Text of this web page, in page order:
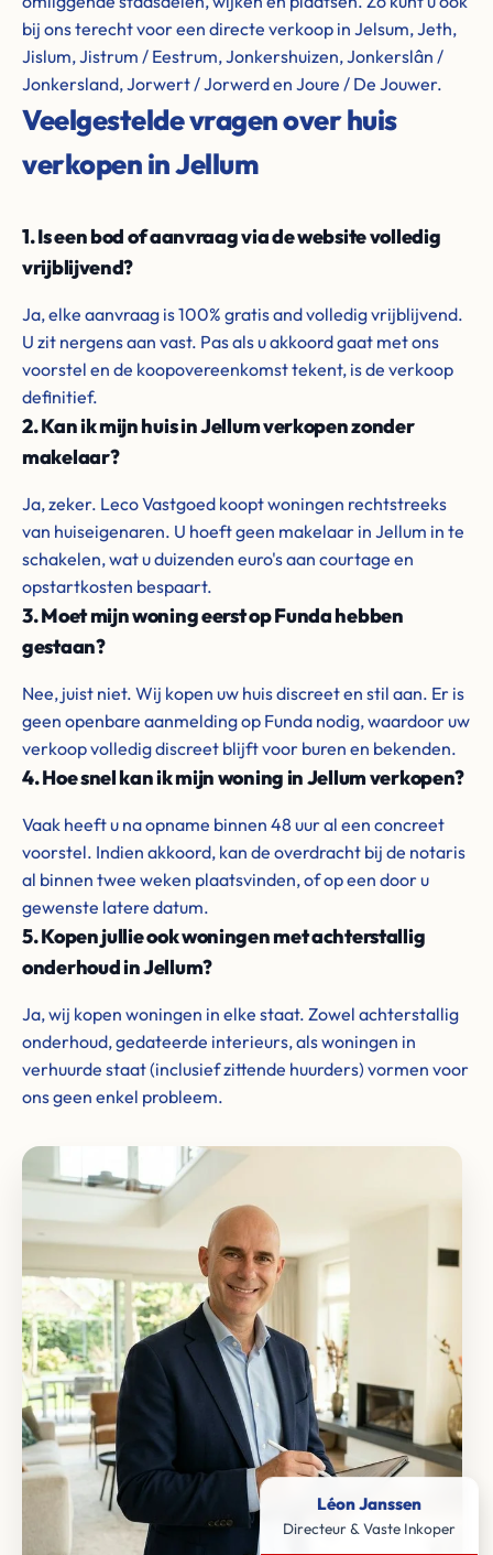
bij ons terecht voor een directe verkoop in Jelsum, Jeth,
Jislum, Jistrum / Eestrum, Jonkershuizen, Jonkerslân /
Jonkersland, Jorwert / Jorwerd en Joure / De Jouwer.
Veelgestelde vragen over huis
verkopen in Jellum
1. Is een bod of aanvraag via de website volledig
vrijblijvend?
Ja, elke aanvraag is 100% gratis and volledig vrijblijvend.
U zit nergens aan vast. Pas als u akkoord gaat met ons
voorstel en de koopovereenkomst tekent, is de verkoop
definitief.
2. Kan ik mijn huis in Jellum verkopen zonder
makelaar?
Ja, zeker. Leco Vastgoed koopt woningen rechtstreeks
van huiseigenaren. U hoeft geen makelaar in Jellum in te
schakelen, wat u duizenden euro's aan courtage en
opstartkosten bespaart.
3. Moet mijn woning eerst op Funda hebben
gestaan?
Nee, juist niet. Wij kopen uw huis discreet en stil aan. Er is
geen openbare aanmelding op Funda nodig, waardoor uw
verkoop volledig discreet blijft voor buren en bekenden.
4. Hoe snel kan ik mijn woning in Jellum verkopen?
Vaak heeft u na opname binnen 48 uur al een concreet
voorstel. Indien akkoord, kan de overdracht bij de notaris
al binnen twee weken plaatsvinden, of op een door u
gewenste latere datum.
5. Kopen jullie ook woningen met achterstallig
onderhoud in Jellum?
Ja, wij kopen woningen in elke staat. Zowel achterstallig
onderhoud, gedateerde interieurs, als woningen in
verhuurde staat (inclusief zittende huurders) vormen voor
ons geen enkel probleem.
Léon Janssen
Directeur & Vaste Inkoper